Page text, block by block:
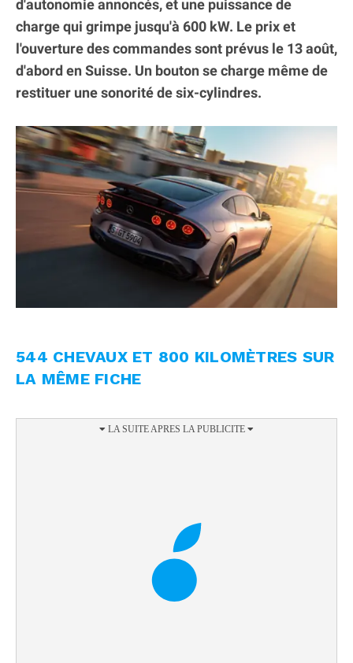
d'autonomie annoncés, et une puissance de
charge qui grimpe jusqu'à 600 kW. Le prix et
l'ouverture des commandes sont prévus le 13 août,
d'abord en Suisse. Un bouton se charge même de
restituer une sonorité de six-cylindres.
544 CHEVAUX ET 800 KILOMÈTRES SUR
LA MÊME FICHE